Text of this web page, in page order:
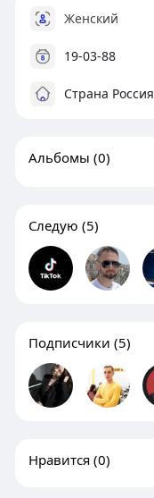
Женский
19-03-88
Страна Россия
Альбомы (0)
Следую (5)
Подписчики (5)
Нравится (0)